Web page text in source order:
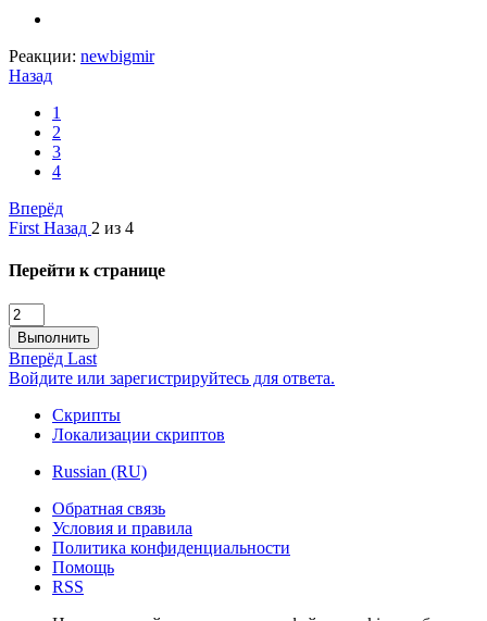
Реакции: newbigmir
Назад
1
2
3
4
Вперёд
First Назад 2 из 4
Перейти к странице
Выполнить
Вперёд Last
Войдите или зарегистрируйтесь для ответа.
Скрипты
Локализации скриптов
Russian (RU)
Обратная связь
Условия и правила
Политика конфиденциальности
Помощь
RSS